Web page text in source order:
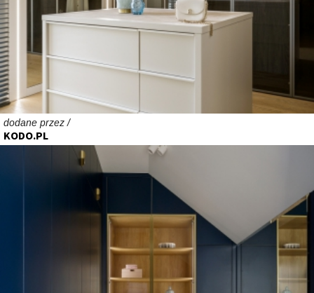
dodane przez /
KODO.PL